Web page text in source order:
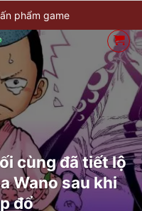
phẩm game
cùng đã tiết lộ
Wano sau khi
đổ